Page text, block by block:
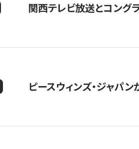
関西テレビ放送とコング
ピースウィンズ・ジャパ